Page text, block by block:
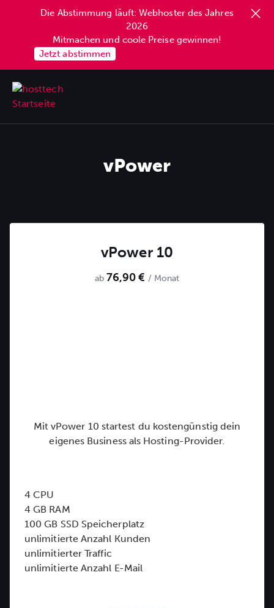
Die Abstimmung läuft: Webhoster des Jahres
2026
Mitmachen und coole Preise gewinnen!
Jetzt abstimmen
vPower
vPower 10
ab76,90 € / Monat
Mit vPower 10 startest du kostengünstig dein
eigenes Business als Hosting-Provider.
4 CPU
4 GB RAM
100 GB SSD Speicherplatz
unlimitierte Anzahl Kunden
unlimitierter Traffic
unlimitierte Anzahl E-Mail